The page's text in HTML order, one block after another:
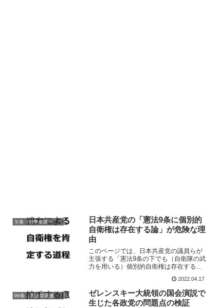
９条（戦争放棄・戦力/交戦権の否認）
日本共産党の「憲法9条に個別的
自衛権は存在する論」が危険な理
由
このページでは、日本共産党の議員らが
主張する「憲法9条の下でも（自衛隊の武
力を用いる）個別的自衛権は存在する」
来の日本国民にとって有害無益だという
点について簡単に論じています。
2022.04.17
99条（憲法尊重擁護の義務）
ゼレンスキー大統領の国会演説で
生じた各政党の問題点の検証